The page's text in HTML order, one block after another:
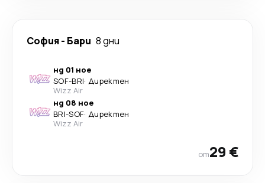
София- Бари 8 дни
нд 01 ное
SOF-BRI· Директен
Wizz Air
нд 08 ное
BRI-SOF· Директен
Wizz Air
от29 €